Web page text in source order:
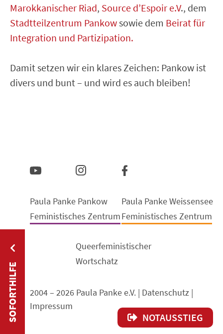
NOTAUSSTIEG
Marokkanischer Riad, Source d’Espoir e.V., dem
Stadtteilzentrum Pankowsowie dem Beirat für
Integration und Partizipation.
Damit setzen wir ein klares Zeichen: Pankow ist
divers und bunt – und wird es auch bleiben!
2004 – 2026 Paula Panke e.V. | Datenschutz |
Impressum
Paula Panke Pankow
Feministisches Zentrum
Paula Panke Weissensee
Feministisches Zentrum
Queerfeministischer
Wortschatz
SOFORTHILFE